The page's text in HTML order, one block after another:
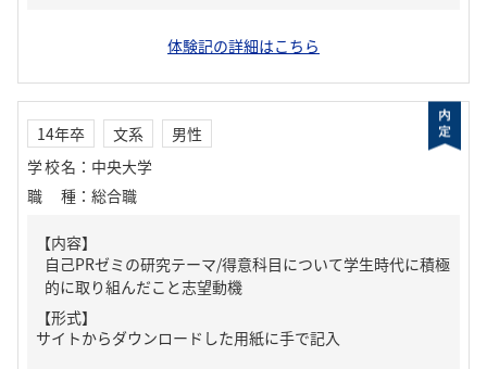
体験記の詳細はこちら
14年卒 文系
男性
学校名 ： 中央大学
職種 ： 総合職
【内容】
自己PRゼミの研究テーマ/得意科目について学生時代に積極
的に取り組んだこと志望動機
【形式】
サイトからダウンロードした用紙に手で記入